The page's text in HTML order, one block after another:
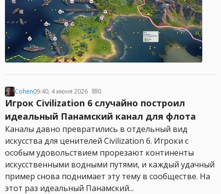
Cohen09:40, 4 июня 2026 0
Игрок Civilization 6 случайно построил
идеальный Панамский канал для флота
Каналы давно превратились в отдельный вид
искусства для ценителей Civilization 6. Игроки с
особым удовольствием прорезают континенты
искусственными водными путями, и каждый удачный
пример снова поднимает эту тему в сообществе. На
этот раз идеальный Панамский...